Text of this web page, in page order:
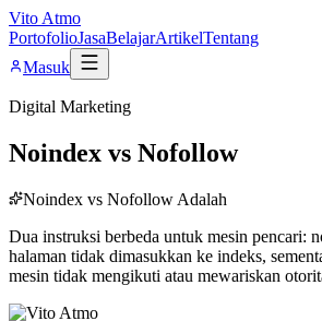
Vito Atmo
PortofolioJasaBelajarArtikelTentang
Masuk
Digital Marketing
Noindex vs Nofollow
Noindex vs Nofollow Adalah
Dua instruksi berbeda untuk mesin pencari:
halaman tidak dimasukkan ke indeks,
mesin tidak mengikuti atau mewariskan